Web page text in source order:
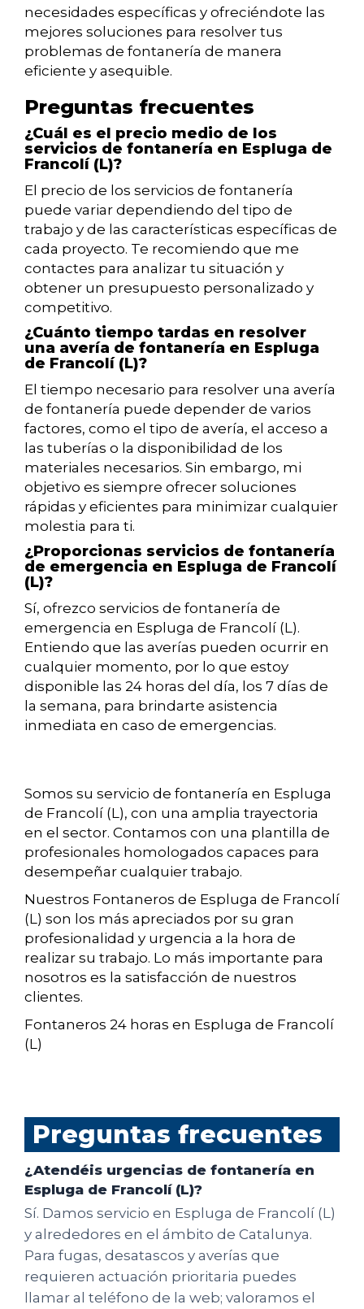
necesidades específicas y ofreciéndote las
mejores soluciones para resolver tus
problemas de fontanería de manera
eficiente y asequible.
Preguntas frecuentes
¿Cuál es el precio medio de los
servicios de fontanería en Espluga de
Francolí (L)?
El precio de los servicios de fontanería
puede variar dependiendo del tipo de
trabajo y de las características específicas de
cada proyecto. Te recomiendo que me
contactes para analizar tu situación y
obtener un presupuesto personalizado y
competitivo.
¿Cuánto tiempo tardas en resolver
una avería de fontanería en Espluga
de Francolí (L)?
El tiempo necesario para resolver una avería
de fontanería puede depender de varios
factores, como el tipo de avería, el acceso a
las tuberías o la disponibilidad de los
materiales necesarios. Sin embargo, mi
objetivo es siempre ofrecer soluciones
rápidas y eficientes para minimizar cualquier
molestia para ti.
¿Proporcionas servicios de fontanería
de emergencia en Espluga de Francolí
(L)?
Sí, ofrezco servicios de fontanería de
emergencia en Espluga de Francolí (L).
Entiendo que las averías pueden ocurrir en
cualquier momento, por lo que estoy
disponible las 24 horas del día, los 7 días de
la semana, para brindarte asistencia
inmediata en caso de emergencias.
Somos su servicio de fontanería en Espluga
de Francolí (L), con una amplia trayectoria
en el sector. Contamos con una plantilla de
profesionales homologados capaces para
desempeñar cualquier trabajo.
Nuestros Fontaneros de Espluga de Francolí
(L) son los más apreciados por su gran
profesionalidad y urgencia a la hora de
realizar su trabajo. Lo más importante para
nosotros es la satisfacción de nuestros
clientes.
Fontaneros 24 horas en Espluga de Francolí
(L)
Preguntas frecuentes
¿Atendéis urgencias de fontanería en
Espluga de Francolí (L)?
Sí. Damos servicio en Espluga de Francolí (L)
y alrededores en el ámbito de Catalunya.
Para fugas, desatascos y averías que
requieren actuación prioritaria puedes
llamar al teléfono de la web; valoramos el